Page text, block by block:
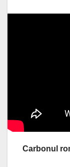
Carbonul